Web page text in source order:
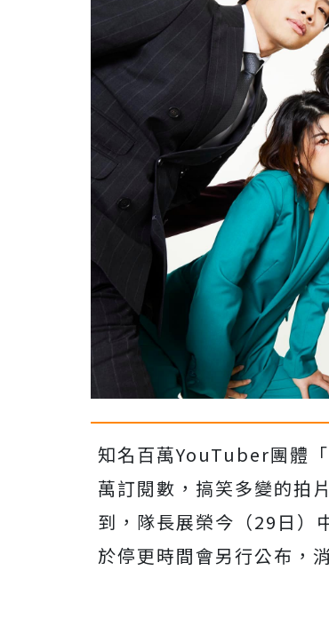
知名百萬YouTuber團體
萬訂閱數，搞笑多變的拍
到，隊長展榮今（29日）
於停更時間會另行公布，